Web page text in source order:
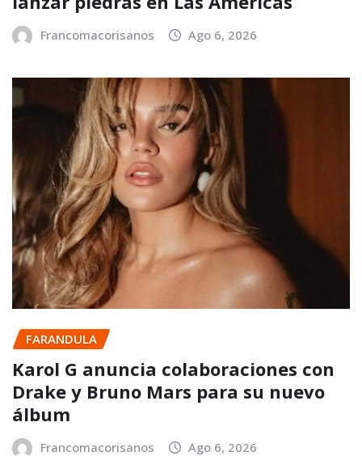
Francomacorisanos Ago 6, 2026
FARANDULA
Karol G anuncia colaboraciones con
Drake y Bruno Mars para su nuevo
álbum
Francomacorisanos Ago 6, 2026